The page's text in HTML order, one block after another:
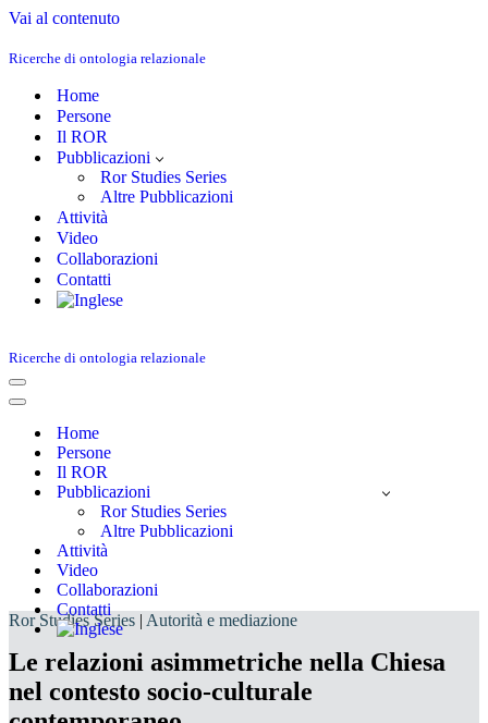
Vai al contenuto
Ricerche di ontologia relazionale
Home
Persone
Il ROR
Pubblicazioni
Ror Studies Series
Altre Pubblicazioni
Attività
Video
Collaborazioni
Contatti
Ricerche di ontologia relazionale
Menu
di
Menu
navigazione
Home
Persone
Il ROR
Pubblicazioni
Ror Studies Series
Altre Pubblicazioni
Attività
Video
Collaborazioni
Contatti
Ror Studies Series | Autorità e mediazione
Le relazioni asimmetriche nella Chiesa
nel contesto socio-culturale